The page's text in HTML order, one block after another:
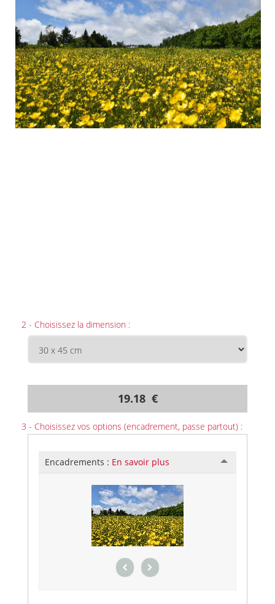
2 - Choisissez la dimension :
19.18 €
3 - Choisissez vos options (encadrement, passe partout) :
Encadrements : En savoir plus